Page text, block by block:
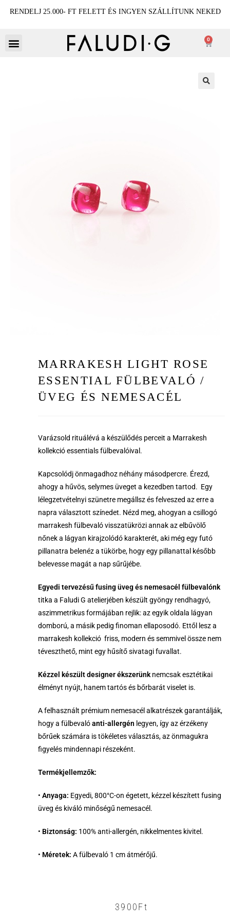
RENDELJ 25.000- FT FELETT ÉS INGYEN SZÁLLÍTUNK NEKED
0
MARRAKESH LIGHT ROSE
ESSENTIAL FÜLBEVALÓ /
ÜVEG ÉS NEMESACÉL
Varázsold rituálévá a készülődés perceit a Marrakesh
kollekció essentials fülbevalóival.
Kapcsolódj önmagadhoz néhány másodpercre. Érezd,
ahogy a hűvös, selymes üveget a kezedben tartod. Egy
lélegzetvételnyi szünetre megállsz és felveszed az erre a
napra választott színedet. Nézd meg, ahogyan a csillogó
marrakesh fülbevaló visszatükrözi annak az elbűvölő
nőnek a lágyan kirajzolódó karakterét, aki még egy futó
pillanatra belenéz a tükörbe, hogy egy pillanattal később
belevesse magát a nap sűrűjébe.
Egyedi tervezésű fusing üveg és nemesacél fülbevalónk
titka a Faludi G atelierjében készült gyöngy rendhagyó,
aszimmetrikus formájában rejlik: az egyik oldala lágyan
domború, a másik pedig finoman ellaposodó. Ettől lesz a
marrakesh kollekció friss, modern és semmivel össze nem
téveszthető, mint egy hűsítő sivatagi fuvallat.
Kézzel készült designer ékszerünk nemcsak esztétikai
élményt nyújt, hanem tartós és bőrbarát viselet is.
A felhasznált prémium nemesacél alkatrészek garantálják,
hogy a fülbevalóanti-allergén legyen, így az érzékeny
bőrűek számára is tökéletes választás, az önmagukra
figyelés mindennapi részeként.
Termékjellemzők:
•Anyaga: Egyedi, 800°C-on égetett, kézzel készített fusing
üveg és kiváló minőségű nemesacél.
• Biztonság: 100% anti-allergén, nikkelmentes kivitel.
• Méretek: A fülbevaló 1 cm átmérőjű.
3900Ft